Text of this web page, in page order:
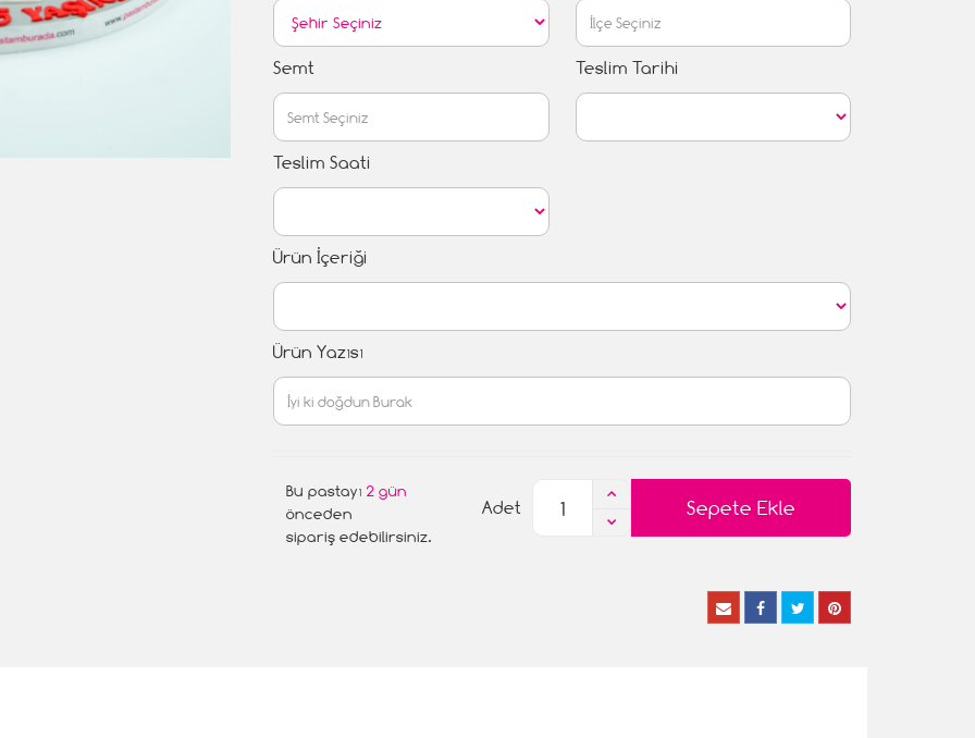
Semt Teslim Tarihi
Teslim Saati
Ürün İçeriği
Ürün Yazısı
Bu pastayı 2 gün
önceden
sipariş edebilirsiniz.
Sepete Ekle
Adet